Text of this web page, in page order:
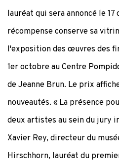
lauréat qui sera annoncé le
récompense conserve sa
l'exposition des œuvres des
1er octobre au Centre
de Jeanne Brun. Le prix
nouveautés. « La présence
deux artistes au sein du jury
Xavier Rey, directeur du
Hirschhorn, lauréat du